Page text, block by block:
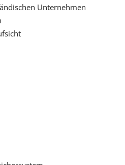
Unternehmen